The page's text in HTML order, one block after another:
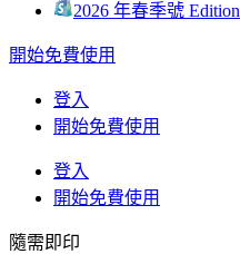
2026 年春季號 Edition
開始免費使用
登入
開始免費使用
登入
開始免費使用
隨需即印